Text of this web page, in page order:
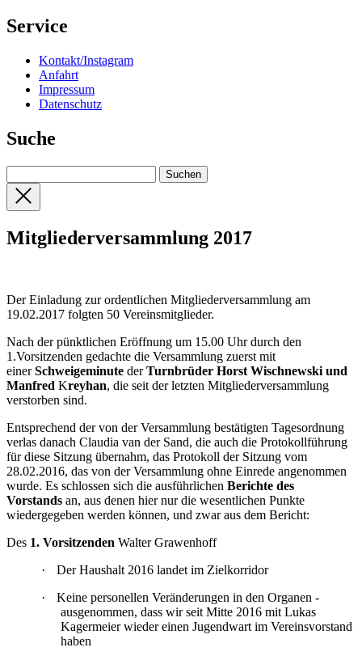
Service
Kontakt/Instagram
Anfahrt
Impressum
Datenschutz
Suche
Mitgliederversammlung 2017
Der Einladung zur ordentlichen Mitgliederversammlung am
19.02.2017 folgten 50 Vereinsmitglieder.
Nach der pünktlichen Eröffnung um 15.00 Uhr durch den
1.Vorsitzenden gedachte die Versammlung zuerst mit
einerSchweigeminute derTurnbrüder Horst Wischnewski und
Manfred Kreyhan, die seit der letzten Mitgliederversammlung
verstorben sind.
Entsprechend der von der Versammlung bestätigten Tagesordnung
verlas danach Claudia van der Sand, die auch die Protokollführung
für diese Sitzung übernahm, das Protokoll der Sitzung vom
28.02.2016, das von der Versammlung ohne Einrede angenommen
wurde. Es schlossen sich die ausführlichen Berichte des
Vorstands an, aus denen hier nur die wesentlichen Punkte
wiedergegeben werden können, und zwar aus dem Bericht:
Des 1. Vorsitzenden Walter Grawenhoff
·
Der Haushalt 2016 landet im Zielkorridor
·
Keine personellen Veränderungen in den Organen -
ausgenommen, dass wir seit Mitte 2016 mit Lukas
Kagermeier wieder einen Jugendwart im Vereinsvorstand
haben